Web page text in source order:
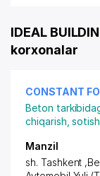
IDEAL
korxonalar
CONSTANT
Beton
chiqarish, sotish
Manzil
sh. Tashkent